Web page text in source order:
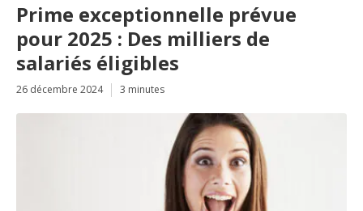
Prime exceptionnelle prévue
pour 2025 : Des milliers de
salariés éligibles
26 décembre 2024 3 minutes